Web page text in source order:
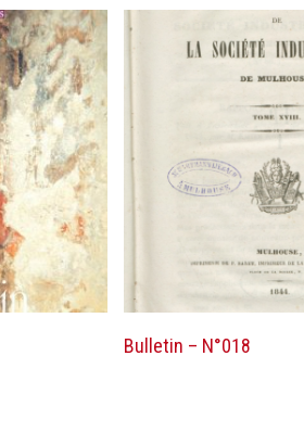
Lire la suite
Bulletin – N°018